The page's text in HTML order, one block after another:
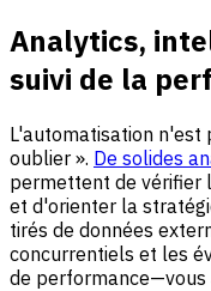
Analytics,
suivi de la
L'automatisation n'est
oublier ». De solides
permettent de vérifier
et d'orienter la
tirés de données
concurrentiels et les
de performance—vous